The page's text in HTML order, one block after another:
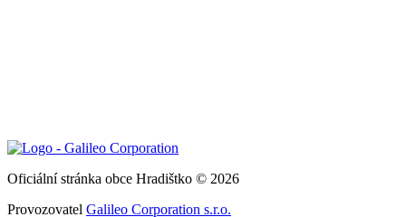
Oficiální stránka obce Hradištko © 2026
Provozovatel Galileo Corporation s.r.o.